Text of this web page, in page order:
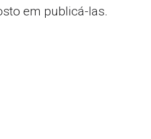
em publicá-las.